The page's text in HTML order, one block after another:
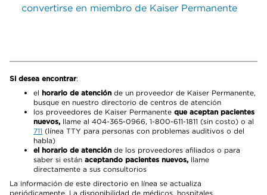
convertirse en miembro de Kaiser Permanente
Si desea encontrar:
el horario de atención de un proveedor de Kaiser Permanente,
busque en nuestro directorio de centros de atención
los proveedores de Kaiser Permanente que aceptan pacientes
nuevos, llame al 404-365-0966, 1-800-611-1811 (sin costo) o al
711 (línea TTY para personas con problemas auditivos o del
habla)
el horario de atención de los proveedores afiliados o para
saber si están aceptando pacientes nuevos, llame
directamente a sus consultorios
La información de este directorio en línea se actualiza
periódicamente. La disponibilidad de médicos, hospitales,